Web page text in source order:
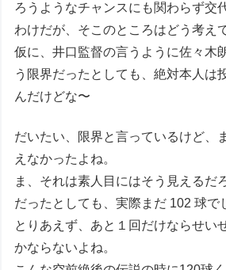
ろうようなチャンスにも関わらず交
わけだが、そこのところはどう考え
仮に、井口監督の言うように佐々木
う限界だったとしても、絶対本人は
んだけどな〜
だいたい、限界と言っているけど、
えなかったよね。
ま、それは素人目にはそう見えるだ
だったとしても、実際まだ 102 球で
とりあえず、あと１回だけならせい
かならないよね。